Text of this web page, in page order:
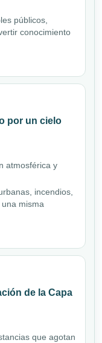
públicos,
conocimiento
por un cielo
atmosférica y
incendios,
misma
de la Capa
que agotan